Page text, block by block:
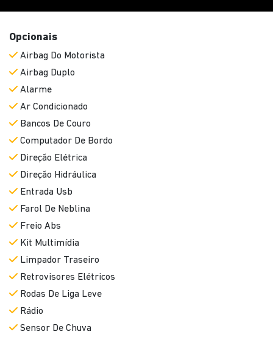
Opcionais
Airbag Do Motorista
Airbag Duplo
Alarme
Ar Condicionado
Bancos De Couro
Computador De Bordo
Direção Elétrica
Direção Hidráulica
Entrada Usb
Farol De Neblina
Freio Abs
Kit Multimídia
Limpador Traseiro
Retrovisores Elétricos
Rodas De Liga Leve
Rádio
Sensor De Chuva